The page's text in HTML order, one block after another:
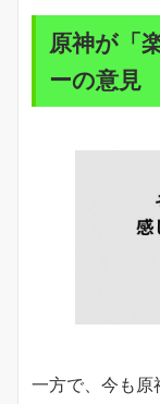
原神が「
ーの意見
一方で、今も原